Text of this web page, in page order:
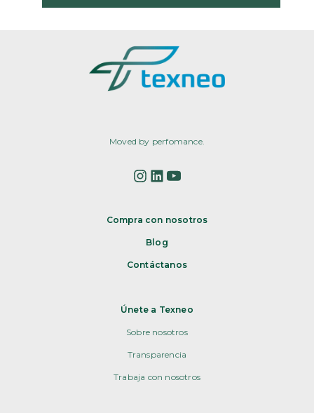
Moved by perfomance.
Compra con nosotros
Blog
Contáctanos
Únete a Texneo
Sobre nosotros
Transparencia
Trabaja con nosotros